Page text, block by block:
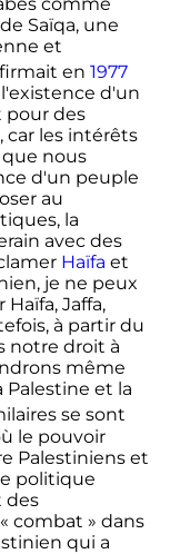
Saïqa, une
et
en 1977
d'un
pour des
car les intérêts
nous
d'un peuple
au
la
avec des
Haïfa et
je ne peux
Jaffa,
à partir du
notre droit à
même
et la
se sont
le pouvoir
Palestiniens et
politique
des
combat » dans
qui a